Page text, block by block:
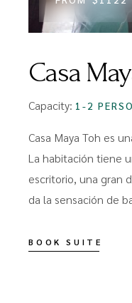
Casa
Capacity: 1-2
Casa Maya Toh es
La habitación tiene
escritorio, una gran
da la sensación de
BOOK SUITE